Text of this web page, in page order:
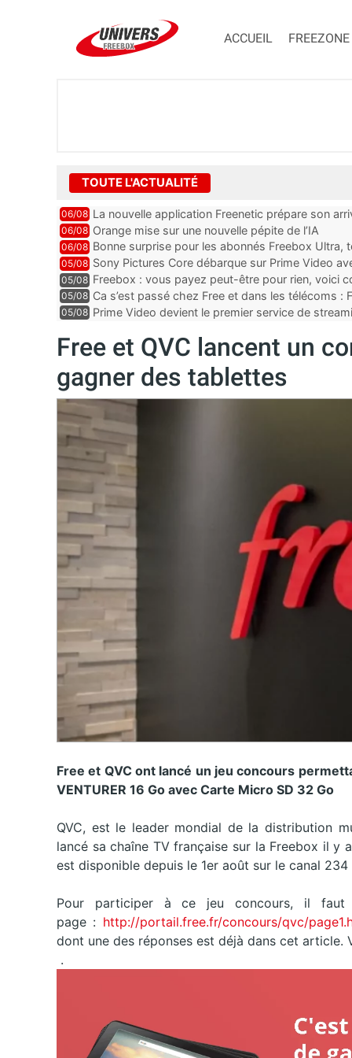
ACCUEIL FREEZONE
TOUTE L'ACTUALITÉ
06/08 La nouvelle application Freenetic prépare son
abonnés Freebox, testez la
06/08 Orange mise sur une nouvelle pépite de l’IA
06/08 Bonne surprise pour les abonnés Freebox Ultra,
inclus
05/08 Sony Pictures Core débarque sur Prime Video
05/08 Freebox : vous payez peut-être pour rien, voici
abonnements TV oubliés
05/08 Ca s’est passé chez Free et dans les télécoms :
pointe le bout de...
05/08 Prime Video devient le premier service de
Free et QVC lancent un
gagner des tablettes
Free et QVC ont lancé un jeu concours
VENTURER 16 Go avec Carte Micro SD 32 Go
QVC, est le leader mondial de la distribution
lancé sa chaîne TV française sur la Freebox il y
est disponible depuis le 1er août sur le canal 234
Pour participer à ce jeu concours, il
page : http://portail.free.fr/concours/qvc/
dont une des réponses est déjà dans cet article.
.